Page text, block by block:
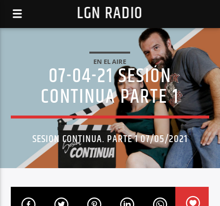
LGN RADIO
EN EL AIRE
07-04-21 SESIÓN
CONTINUA PARTE 1
SESION CONTINUA. PARTE 1 07/05/2021